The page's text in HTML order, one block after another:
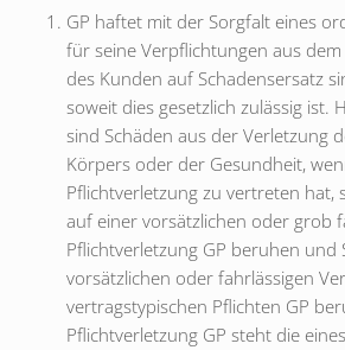
GP haftet mit der Sorgfalt eines
für seine Verpflichtungen aus
des Kunden auf Schadensersatz
soweit dies gesetzlich zulässig ist.
sind Schäden aus der Verletzung
Körpers oder der Gesundheit,
Pflichtverletzung zu vertreten hat,
auf einer vorsätzlichen oder grob
Pflichtverletzung GP beruhen und
vorsätzlichen oder fahrlässigen
vertragstypischen Pflichten GP
Pflichtverletzung GP steht die